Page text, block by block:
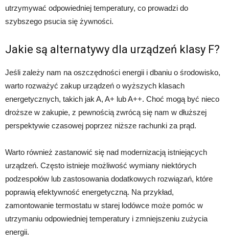
utrzymywać odpowiedniej temperatury, co prowadzi do
szybszego psucia się żywności.
Jakie są alternatywy dla urządzeń klasy F?
Jeśli zależy nam na oszczędności energii i dbaniu o środowisko,
warto rozważyć zakup urządzeń o wyższych klasach
energetycznych, takich jak A, A+ lub A++. Choć mogą być nieco
droższe w zakupie, z pewnością zwrócą się nam w dłuższej
perspektywie czasowej poprzez niższe rachunki za prąd.
Warto również zastanowić się nad modernizacją istniejących
urządzeń. Często istnieje możliwość wymiany niektórych
podzespołów lub zastosowania dodatkowych rozwiązań, które
poprawią efektywność energetyczną. Na przykład,
zamontowanie termostatu w starej lodówce może pomóc w
utrzymaniu odpowiedniej temperatury i zmniejszeniu zużycia
energii.